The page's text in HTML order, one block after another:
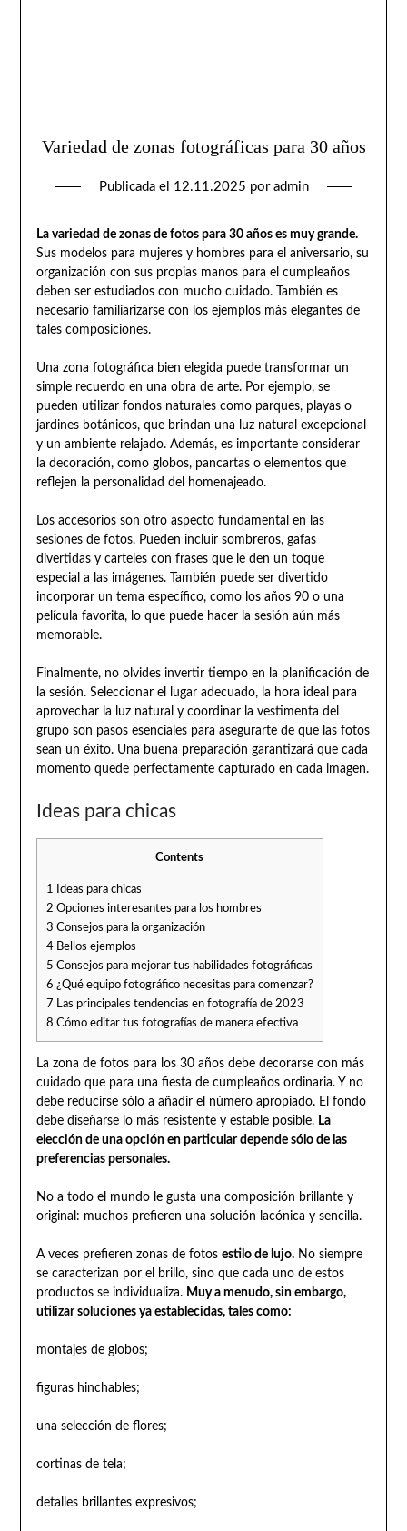
Variedad de zonas fotográficas para 30 años
Publicada el 12.11.2025 por admin
La variedad de zonas de fotos para 30 años es muy grande.
Sus modelos para mujeres y hombres para el aniversario, su
organización con sus propias manos para el cumpleaños
deben ser estudiados con mucho cuidado. También es
necesario familiarizarse con los ejemplos más elegantes de
tales composiciones.
Una zona fotográfica bien elegida puede transformar un
simple recuerdo en una obra de arte. Por ejemplo, se
pueden utilizar fondos naturales como parques, playas o
jardines botánicos, que brindan una luz natural excepcional
y un ambiente relajado. Además, es importante considerar
la decoración, como globos, pancartas o elementos que
reflejen la personalidad del homenajeado.
Los accesorios son otro aspecto fundamental en las
sesiones de fotos. Pueden incluir sombreros, gafas
divertidas y carteles con frases que le den un toque
especial a las imágenes. También puede ser divertido
incorporar un tema específico, como los años 90 o una
película favorita, lo que puede hacer la sesión aún más
memorable.
Finalmente, no olvides invertir tiempo en la planificación de
la sesión. Seleccionar el lugar adecuado, la hora ideal para
aprovechar la luz natural y coordinar la vestimenta del
grupo son pasos esenciales para asegurarte de que las fotos
sean un éxito. Una buena preparación garantizará que cada
momento quede perfectamente capturado en cada imagen.
Ideas para chicas
Contents
1
Ideas para chicas
2 Opciones interesantes para los hombres
3 Consejos para la organización
4Bellos ejemplos
5 Consejos para mejorar tus habilidades fotográficas
6 ¿Qué equipo fotográfico necesitas para comenzar?
7 Las principales tendencias en fotografía de 2023
8 Cómo editar tus fotografías de manera efectiva
La zona de fotos para los 30 años debe decorarse con más
cuidado que para una fiesta de cumpleaños ordinaria. Y no
debe reducirse sólo a añadir el número apropiado. El fondo
debe diseñarse lo más resistente y estable posible. La
elección de una opción en particular depende sólo de las
preferencias personales.
No a todo el mundo le gusta una composición brillante y
original: muchos prefieren una solución lacónica y sencilla.
A veces prefieren zonas de fotos estilo de lujo.No siempre
se caracterizan por el brillo, sino que cada uno de estos
productos se individualiza. Muy a menudo, sin embargo,
utilizar soluciones ya establecidas, tales como:
montajes de globos;
figuras hinchables;
una selección de flores;
cortinas de tela;
detalles brillantes expresivos;